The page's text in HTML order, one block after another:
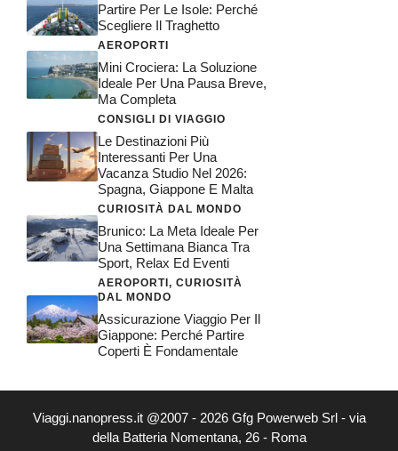
Partire Per Le Isole: Perché
Scegliere Il Traghetto
AEROPORTI
Mini Crociera: La Soluzione
Ideale Per Una Pausa Breve,
Ma Completa
CONSIGLI DI VIAGGIO
Le Destinazioni Più
Interessanti Per Una
Vacanza Studio Nel 2026:
Spagna, Giappone E Malta
CURIOSITÀ DAL MONDO
Brunico: La Meta Ideale Per
Una Settimana Bianca Tra
Sport, Relax Ed Eventi
AEROPORTI, CURIOSITÀ
DAL MONDO
Assicurazione Viaggio Per Il
Giappone: Perché Partire
Coperti È Fondamentale
Viaggi.nanopress.it @2007 - 2026 Gfg Powerweb Srl - via
della Batteria Nomentana, 26 - Roma